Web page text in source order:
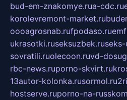
bud-em-znakomye.rua-cdc.ru
korolevremont-market.ru
oooagrosnab.rufpodaso.ru
ukrasotki.ruseksuzbek.ru
sovratili.ruolecoon.ruvd-
rbc-news.ruporno-skvirt.ru
13autor-kolonka.rusormol.ru
hostserve.ruporno-na-